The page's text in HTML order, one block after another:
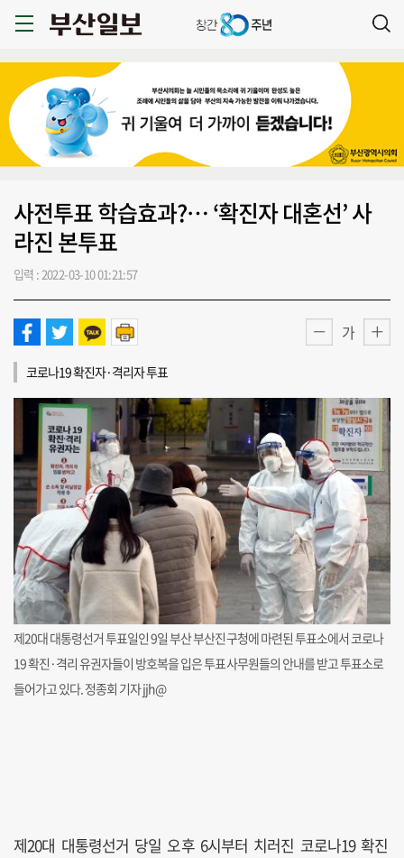
사전투표 학습효과?… ‘확진자 대혼선’ 사
라진 본투표
입력 : 2022-03-10 01:21:57
가
코로나19 확진자·격리자 투표
제20대 대통령선거 투표일인 9일 부산 부산진구청에 마련된 투표소에서 코로나
19 확진·격리 유권자들이 방호복을 입은 투표사무원들의 안내를 받고 투표소로
들어가고 있다. 정종회 기자 jjh@
제20대 대통령선거 당일 오후 6시부터 치러진 코로나19 확진